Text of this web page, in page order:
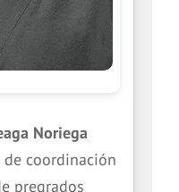
Noriega
coordinación
pregrados